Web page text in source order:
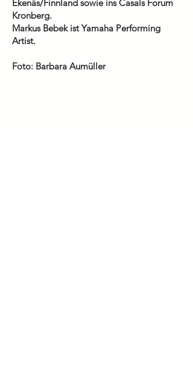
Ekenäs/Finnland sowie ins Casals Forum
Kronberg.
Markus Bebek ist Yamaha Performing
Artist.
Foto: Barbara Aumüller